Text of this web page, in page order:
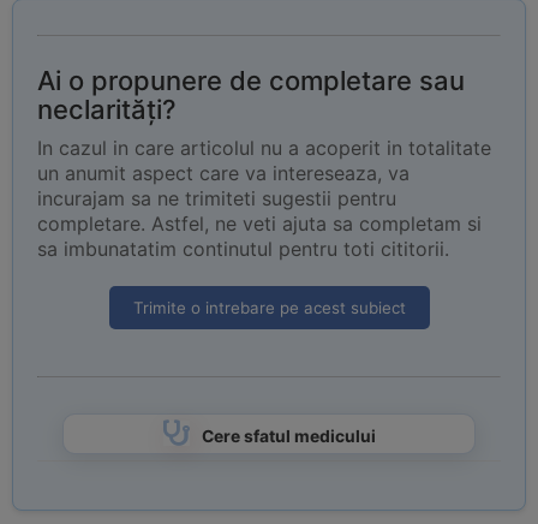
Ai o propunere de completare sau
neclarități?
In cazul in care articolul nu a acoperit in totalitate
un anumit aspect care va intereseaza, va
incurajam sa ne trimiteti sugestii pentru
completare. Astfel, ne veti ajuta sa completam si
sa imbunatatim continutul pentru toti cititorii.
Trimite o intrebare pe acest subiect
Cere sfatul medicului